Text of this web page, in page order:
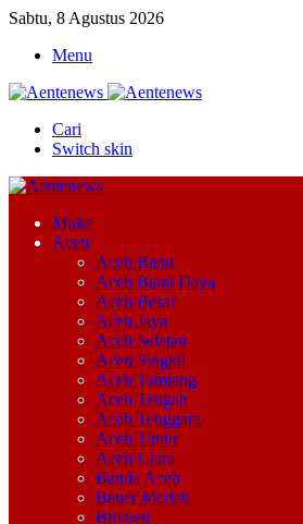
Sabtu, 8 Agustus 2026
Menu
Cari
Switch skin
Muka
Aceh
Aceh Barat
Aceh Barat Daya
Aceh Besar
Aceh Jaya
Aceh Selatan
Aceh Singkil
Aceh Tamiang
Aceh Tengah
Aceh Tenggara
Aceh Timur
Aceh Utara
Banda Aceh
Bener Meriah
Bireuen